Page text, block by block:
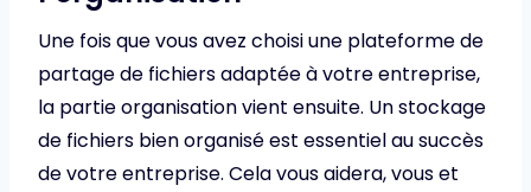
Une fois que vous avez choisi une plateforme de
partage de fichiers adaptée à votre entreprise,
la partie organisation vient ensuite. Un stockage
de fichiers bien organisé est essentiel au succès
de votre entreprise. Cela vous aidera, vous et